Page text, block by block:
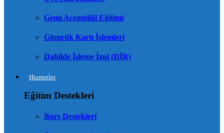
Gemi Acenteliği Eğitimi
Gümrük Kartı İşlemleri
Dahilde İşleme İzni (DİR)
Hizmetler
Eğitim Destekleri
Burs Destekleri